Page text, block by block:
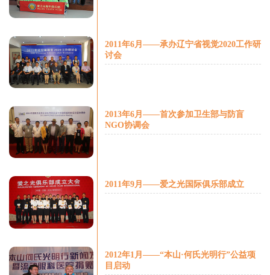
2011年6月——承办辽宁省视觉2020工作研
讨会
2013年6月——首次参加卫生部与防盲
NGO协调会
2011年9月——爱之光国际俱乐部成立
2012年1月——“本山·何氏光明行”公益项
目启动